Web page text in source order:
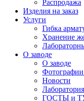
Распродажа
Изделия на заказ
Услуги
Гибка
Хранение
О заводе
О заводе
Фотографии
Новости
Лаборатория
ГОСТЫ и